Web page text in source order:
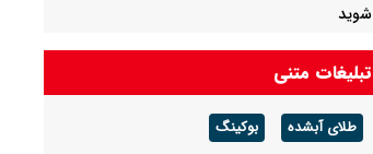
شوید
آخرین قیمت دلار و یورو و سایر ارزها امروز جمعه ۱۶
مردادماه ۱۴۰۵
تبلیغات متنی
طلای آبشده بوکینگ